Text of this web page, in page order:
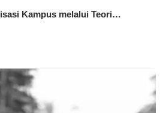
Kampus melalui Teori…